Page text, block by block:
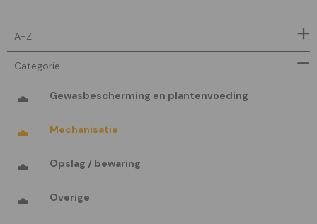
A-Z
Categorie
Gewasbescherming en plantenvoeding
Mechanisatie
Opslag / bewaring
Overige